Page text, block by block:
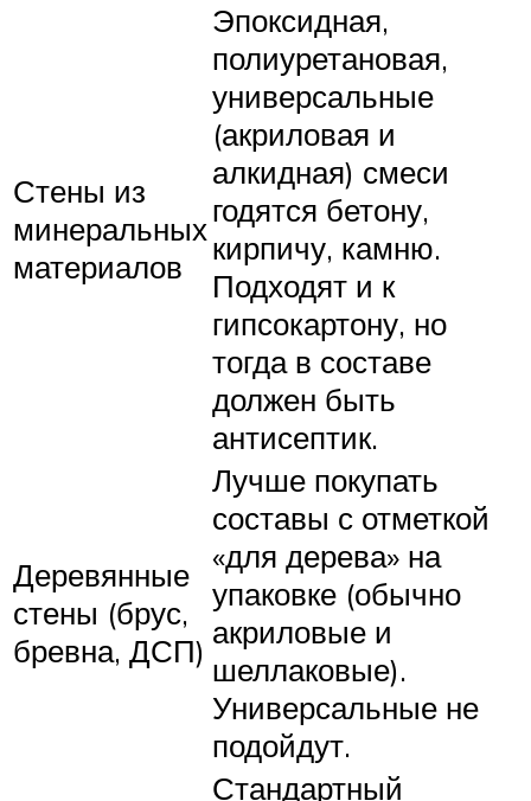
Стены из
минеральных
материалов
Эпоксидная,
полиуретановая,
универсальные
(акриловая и
алкидная) смеси
годятся бетону,
кирпичу, камню.
Подходят и к
гипсокартону, но
тогда в составе
должен быть
антисептик.
Деревянные
стены (брус,
бревна, ДСП)
Лучше покупать
составы с отметкой
«для дерева» на
упаковке (обычно
акриловые и
шеллаковые).
Универсальные не
подойдут.
Стандартный